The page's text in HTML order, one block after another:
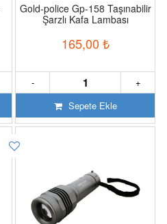
Gold-police Gp-158 Taşınabilir
Şarzlı Kafa Lambası
165,00 ₺
+
-
Sepete Ekle